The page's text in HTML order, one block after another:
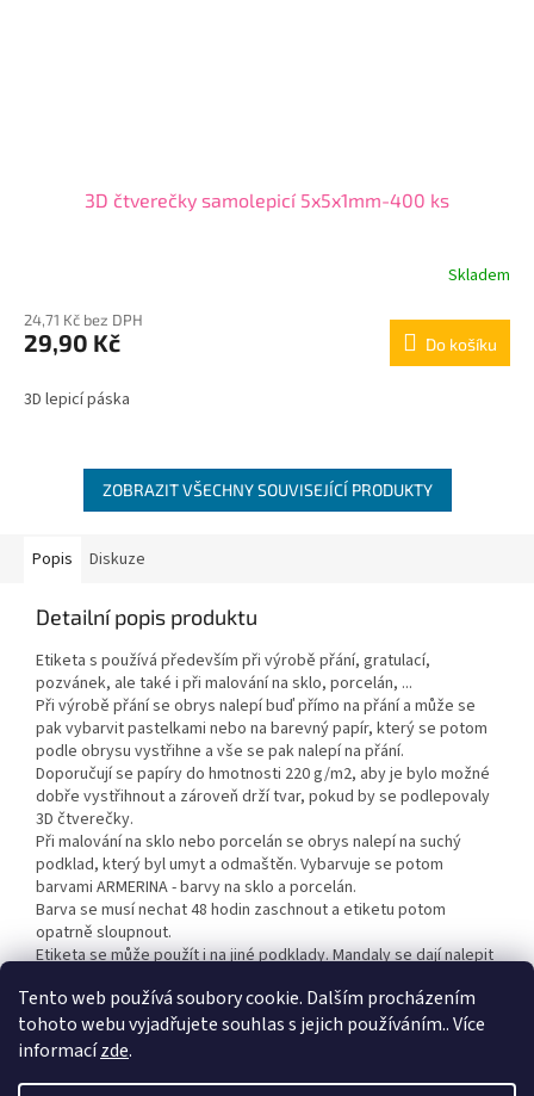
Tento web používá soubory cookie. Dalším procházením
tohoto webu vyjadřujete souhlas s jejich používáním.. Více
informacízde.
3D čtverečky samolepicí 5x5x1mm-400 ks
Skladem
24,71 Kč bez DPH
29,90 Kč Do košíku
3D lepicí páska
ZOBRAZIT VŠECHNY SOUVISEJÍCÍ PRODUKTY
Popis Diskuze
Detailní popis produktu
Etiketa s používá především při výrobě přání, gratulací,
pozvánek, ale také i při malování na sklo, porcelán, ...
Při výrobě přání se obrys nalepí buď přímo na přání a může se
pak vybarvit pastelkami nebo na barevný papír, který se potom
podle obrysu vystřihne a vše se pak nalepí na přání.
Doporučují se papíry do hmotnosti 220 g/m2, aby je bylo možné
dobře vystřihnout a zároveň drží tvar, pokud by se podlepovaly
3D čtverečky.
Při malování na sklo nebo porcelán se obrys nalepí na suchý
podklad, který byl umyt a odmaštěn. Vybarvuje se potom
barvami ARMERINA - barvy na sklo a porcelán.
Barva se musí nechat 48 hodin zaschnout a etiketu potom
opatrně sloupnout.
Etiketa se může použít i na jiné podklady. Mandaly se dají nalepit